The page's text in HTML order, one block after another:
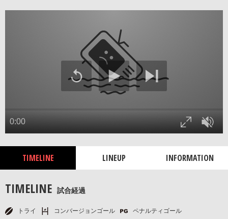
TIMELINE LINEUP INFORMATION
TIMELINE 試合経過
トライ コンバージョンゴール
ペナルティゴール